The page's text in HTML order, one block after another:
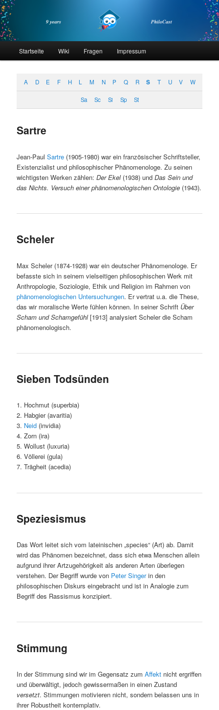
Zum
primären
Inhalt
springen
Zum
sekundären
Inhalt
springenphilocast
Startseite Wiki Fragen Impressum
A D E F H L M N P Q R S T U V W
Sa Sc Si Sp St
Sartre
Jean-PaulSartre (1905-1980) war ein französischer Schriftsteller,
Existenzialist und philosophischer Phänomenologe. Zu seinen
wichtigsten Werken zählen:Der Ekel(1938) undDas Sein und
das Nichts. Versuch einer phänomenologischen Ontologie (1943).
Scheler
Max Scheler (1874-1928) war ein deutscher Phänomenologe. Er
befasste sich in seinem vielseitigen philosophischen Werk mit
Anthropologie, Soziologie, Ethik und Religion im Rahmen von
phänomenologischen Untersuchungen. Er vertrat u.a. die These,
das wir moralische Werte fühlen können. In seiner Schrift Über
Scham und Schamgefühl[1913] analysiert Scheler die Scham
phänomenologisch.
Sieben Todsünden
1. Hochmut (superbia)
2. Habgier (avaritia)
3. Neid (invidia)
4. Zorn (ira)
5. Wollust (luxuria)
6. Völlerei (gula)
7. Trägheit (acedia)
Speziesismus
Das Wort leitet sich vom lateinischen „species“ (Art) ab. Damit
wird das Phänomen bezeichnet, dass sich etwa Menschen allein
aufgrund ihrer Artzugehörigkeit als anderen Arten überlegen
verstehen. Der Begriff wurde von Peter Singerin den
philosophischen Diskurs eingebracht und ist in Analogie zum
Begriff des Rassismus konzipiert.
Stimmung
In der Stimmung sind wir im Gegensatz zumAffekt nicht ergriffen
und überwältigt, jedoch gewissermaßen in einen Zustand
versetzt. Stimmungen motivieren nicht, sondern belassen uns in
ihrer Robustheit kontemplativ.